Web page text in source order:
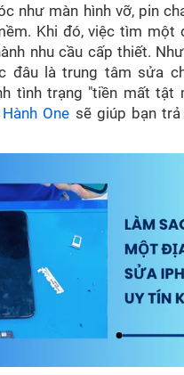
như màn hình vỡ, pin
Khi đó, việc tìm một
nhu cầu cấp thiết.
đâu là trung tâm sửa
tình trạng "tiền mất tật
One sẽ giúp bạn